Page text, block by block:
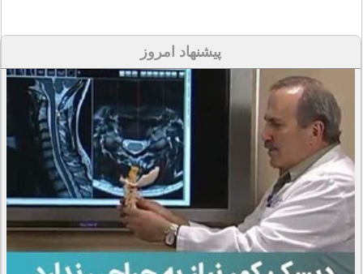
پیشنهاد امروز